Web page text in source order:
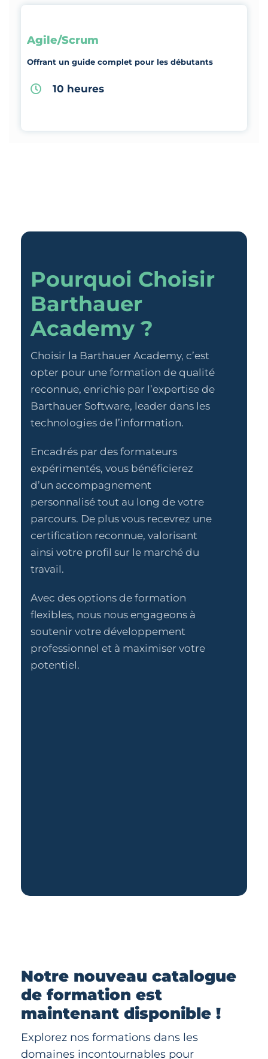
Agile/Scrum
Offrant un guide complet pour les débutants
10 heures
Pourquoi Choisir
Barthauer
Academy ?
Choisir la Barthauer Academy, c’est
opter pour une formation de qualité
reconnue, enrichie par l’expertise de
Barthauer Software, leader dans les
technologies de l’information.
Encadrés par des formateurs
expérimentés, vous bénéficierez
d’un accompagnement
personnalisé tout au long de votre
parcours. De plus vous recevrez une
certification reconnue, valorisant
ainsi votre profil sur le marché du
travail.
Avec des options de formation
flexibles, nous nous engageons à
soutenir votre développement
professionnel et à maximiser votre
potentiel.
Notre nouveau catalogue
de formation est
maintenant disponible !
Explorez nos formations dans les
domaines incontournables pour